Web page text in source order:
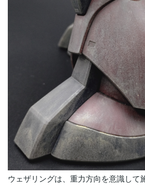
ウェザリングは、重力方向を意識して